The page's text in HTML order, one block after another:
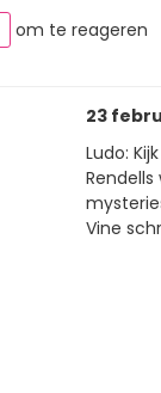
om te reageren
23
Ludo:
Vine